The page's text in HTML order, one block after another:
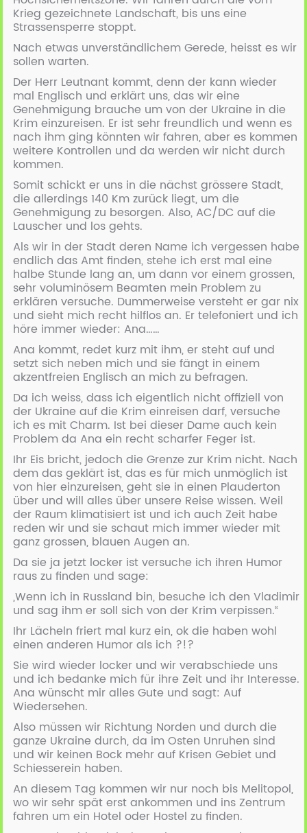
Krieg gezeichnete Landschaft, bis uns eine
Strassensperre stoppt.
Nach etwas unverständlichem Gerede, heisst es wir
sollen warten.
Der Herr Leutnant kommt, denn der kann wieder
mal Englisch und erklärt uns, das wir eine
Genehmigung brauche um von der Ukraine in die
Krim einzureisen. Er ist sehr freundlich und wenn es
nach ihm ging könnten wir fahren, aber es kommen
weitere Kontrollen und da werden wir nicht durch
kommen.
Somit schickt er uns in die nächst grössere Stadt,
die allerdings 140 Km zurück liegt, um die
Genehmigung zu besorgen. Also, AC/DC auf die
Lauscher und los gehts.
Als wir in der Stadt deren Name ich vergessen habe
endlich das Amt finden, stehe ich erst mal eine
halbe Stunde lang an, um dann vor einem grossen,
sehr voluminösem Beamten mein Problem zu
erklären versuche. Dummerweise versteht er gar nix
und sieht mich recht hilflos an. Er telefoniert und ich
höre immer wieder: Ana……
Ana kommt, redet kurz mit ihm, er steht auf und
setzt sich neben mich und sie fängt in einem
akzentfreien Englisch an mich zu befragen.
Da ich weiss, dass ich eigentlich nicht offiziell von
der Ukraine auf die Krim einreisen darf, versuche
ich es mit Charm. Ist bei dieser Dame auch kein
Problem da Ana ein recht scharfer Feger ist.
Ihr Eis bricht, jedoch die Grenze zur Krim nicht. Nach
dem das geklärt ist, das es für mich unmöglich ist
von hier einzureisen, geht sie in einen Plauderton
über und will alles über unsere Reise wissen. Weil
der Raum klimatisiert ist und ich auch Zeit habe
reden wir und sie schaut mich immer wieder mit
ganz grossen, blauen Augen an.
Da sie ja jetzt locker ist versuche ich ihren Humor
raus zu finden und sage:
„Wenn ich in Russland bin, besuche ich den Vladimir
und sag ihm er soll sich von der Krim verpissen.“
Ihr Lächeln friert mal kurz ein, ok die haben wohl
einen anderen Humor als ich ?!?
Sie wird wieder locker und wir verabschiede uns
und ich bedanke mich für ihre Zeit und ihr Interesse.
Ana wünscht mir alles Gute und sagt: Auf
Wiedersehen.
Also müssen wir Richtung Norden und durch die
ganze Ukraine durch, da im Osten Unruhen sind
und wir keinen Bock mehr auf Krisen Gebiet und
Schiesserein haben.
An diesem Tag kommen wir nur noch bis Melitopol,
wo wir sehr spät erst ankommen und ins Zentrum
fahren um ein Hotel oder Hostel zu finden.